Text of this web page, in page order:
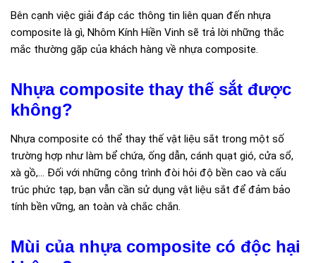
Bên cạnh việc giải đáp các thông tin liên quan đến nhựa
composite là gì, Nhôm Kính Hiền Vinh sẽ trả lời những thắc
mắc thường gặp của khách hàng về nhựa composite.
Nhựa composite thay thế sắt được
không?
Nhựa composite có thể thay thế vật liệu sắt trong một số
trường hợp như làm bể chứa, ống dẫn, cánh quạt gió, cửa sổ,
xà gồ,... Đối với những công trình đòi hỏi độ bền cao và cấu
trúc phức tạp, bạn vẫn cần sử dụng vật liệu sắt để đảm bảo
tính bền vững, an toàn và chắc chắn.
Mùi của nhựa composite có độc hại